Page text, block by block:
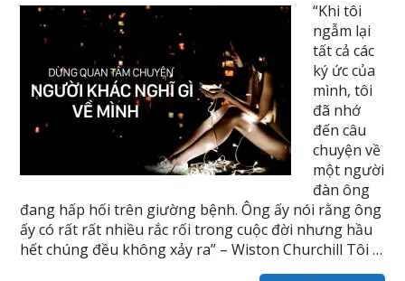
“Khi tôi
ngẫm lại
tất cả các
ký ức của
mình, tôi
đã nhớ
đến câu
chuyện về
một người
đàn ông
đang hấp hối trên giường bệnh. Ông ấy nói rằng ông
ấy có rất rất nhiều rắc rối trong cuộc đời nhưng hầu
hết chúng đều không xảy ra” – Wiston Churchill Tôi …